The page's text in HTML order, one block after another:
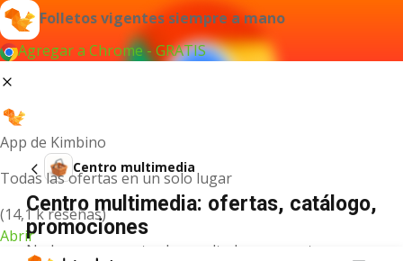
Folletos vigentes siempre a mano
Agregar a Chrome - GRATIS
App de Kimbino
Todas las ofertas en un solo lugar
(14,1 k reseñas)
Abrir
Centro multimedia
Centro multimedia: ofertas, catálogo,
promociones
No hemos encontrado resultados para este